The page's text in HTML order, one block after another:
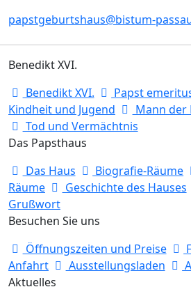
papstgeburtshaus@bistum-
Benedikt XVI.
Benedikt XVI.
Papst
Kindheit und Jugend
Mann der
Tod und Vermächtnis
Das Papsthaus
Das Haus
Biografie-Räume
Räume
Geschichte des Hauses
Grußwort
Besuchen Sie uns
Öffnungszeiten und Preise
Anfahrt
Ausstellungsladen
Aktuelles